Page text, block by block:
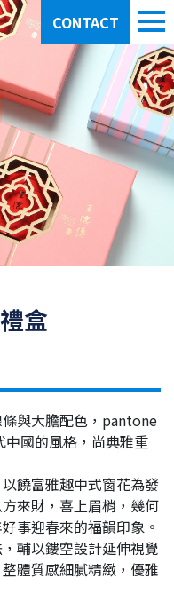
CONTACT
盒
與大膽配色，pantone
國的風格，尚典雅重
饒富雅趣中式窗花為發
來財，喜上眉梢，幾何
事迎春來的福韻印象。
輔以鏤空設計延伸視覺
體質感細膩精緻，優雅